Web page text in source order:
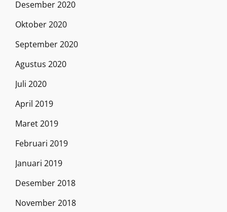
Desember 2020
Oktober 2020
September 2020
Agustus 2020
Juli 2020
April 2019
Maret 2019
Februari 2019
Januari 2019
Desember 2018
November 2018